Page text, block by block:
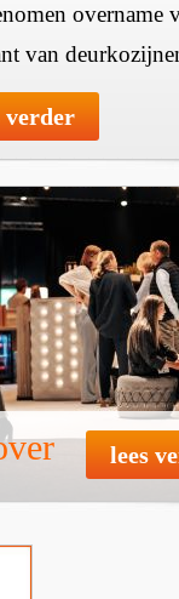
overname
van
verder
lees